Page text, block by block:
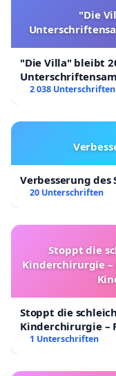
"Die
"Die Villa" bleibt
2 038 Unterschriften
Verbesserung des
20 Unterschriften
Stoppt die
Kinderchirurgie –
Stoppt die
Kinderchirurgie –
Kinder in
1 Unterschriften